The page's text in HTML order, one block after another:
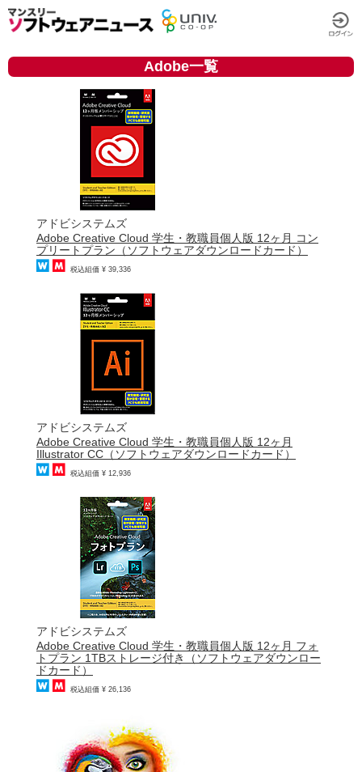
Adobe一覧
アドビシステムズ
Adobe Creative Cloud 学生・教職員個人版 12ヶ月 コン
プリートプラン（ソフトウェアダウンロードカード）
税込組価 ¥ 39,336
アドビシステムズ
Adobe Creative Cloud 学生・教職員個人版 12ヶ月
Illustrator CC（ソフトウェアダウンロードカード）
税込組価 ¥ 12,936
アドビシステムズ
Adobe Creative Cloud 学生・教職員個人版 12ヶ月 フォ
トプラン 1TBストレージ付き（ソフトウェアダウンロー
ドカード）
税込組価 ¥ 26,136